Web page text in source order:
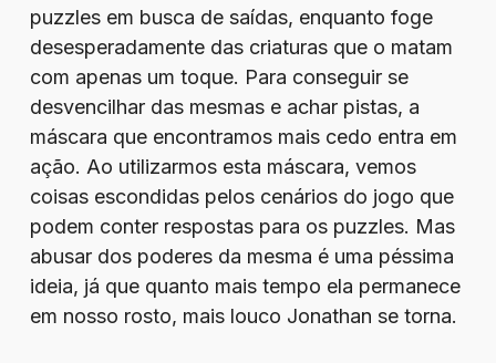
puzzles em busca de saídas, enquanto foge
desesperadamente das criaturas que o matam
com apenas um toque. Para conseguir se
desvencilhar das mesmas e achar pistas, a
máscara que encontramos mais cedo entra em
ação. Ao utilizarmos esta máscara, vemos
coisas escondidas pelos cenários do jogo que
podem conter respostas para os puzzles. Mas
abusar dos poderes da mesma é uma péssima
ideia, já que quanto mais tempo ela permanece
em nosso rosto, mais louco Jonathan se torna.